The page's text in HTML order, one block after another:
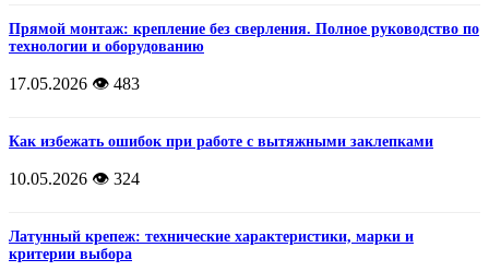
Прямой монтаж: крепление без сверления. Полное руководство по
технологии и оборудованию
17.05.2026 👁️ 483
Как избежать ошибок при работе с вытяжными заклепками
10.05.2026 👁️ 324
Латунный крепеж: технические характеристики, марки и
критерии выбора